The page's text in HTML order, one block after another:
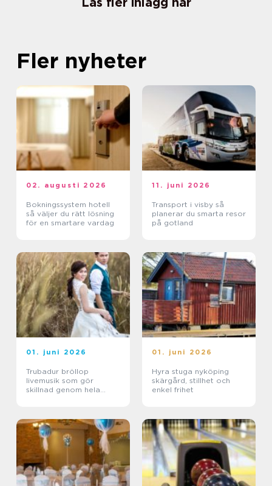
Fler nyheter
02. augusti 2026
Bokningssystem hotell
så väljer du rätt lösning
för en smartare vardag
11. juni 2026
Transport i visby så
planerar du smarta resor
på gotland
01. juni 2026
Trubadur bröllop
livemusik som gör
skillnad genom hela
01. juni 2026
Hyra stuga nyköping
skärgård, stillhet och
enkel frihet